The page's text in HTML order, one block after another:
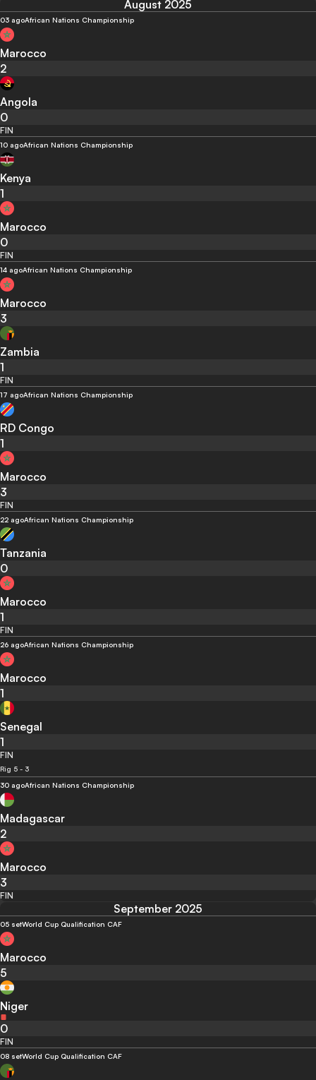
August 2025
03 agoAfrican Nations Championship
Marocco
2
Angola
0
FIN
10 agoAfrican Nations Championship
Kenya
1
Marocco
0
FIN
14 agoAfrican Nations Championship
Marocco
3
Zambia
1
FIN
17 agoAfrican Nations Championship
RD Congo
1
Marocco
3
FIN
22 agoAfrican Nations Championship
Tanzania
0
Marocco
1
FIN
26 agoAfrican Nations Championship
Marocco
1
Senegal
1
FIN
Rig 5 - 3
30 agoAfrican Nations Championship
Madagascar
2
Marocco
3
FIN
September 2025
05 setWorld Cup Qualification CAF
Marocco
5
Niger
0
FIN
08 setWorld Cup Qualification CAF